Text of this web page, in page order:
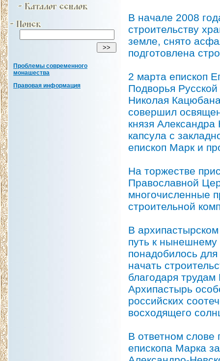
Проблемы современного
монашества
Правовая информация
В начале 2008
строительству
земле, снято
подготовлена
2 марта епископ
Подворья
Николая
совершил
князя
капсула с
епископ Марк и
На торжестве
Православной
многочисленные
строительной
В
путь к
понадобилось
начать
благодаря
Архипастырь
российских
восходящего
В ответном слове
епископа Марка